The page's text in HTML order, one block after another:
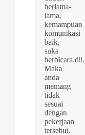
berlama-
lama,
kemampuan
komunikasi
baik,
suka
berbicara,dll.
Maka
anda
memang
tidak
sesuai
dengan
pekerjaan
tersebut.